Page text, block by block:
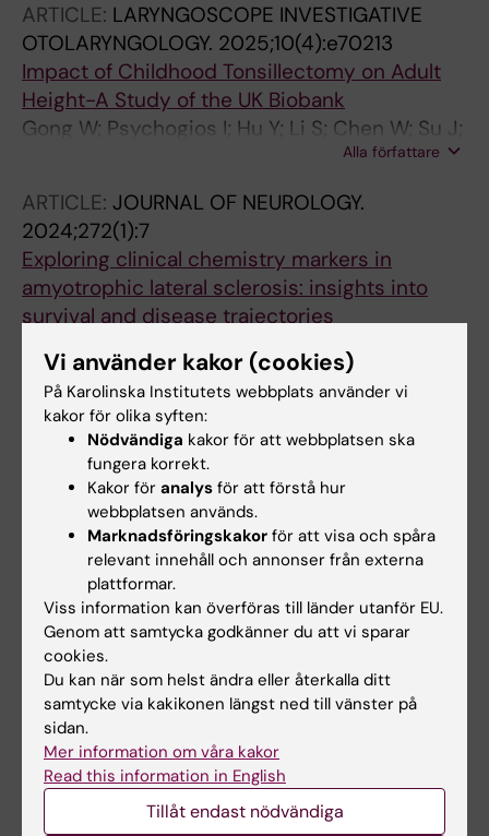
ARTICLE: LARYNGOSCOPE INVESTIGATIVE
OTOLARYNGOLOGY. 2025;10(4):e70213
Impact of Childhood Tonsillectomy on Adult
Height-A Study of the UK Biobank
Gong W; Psychogios I; Hu Y; Li S; Chen W; Su J;
Song H; Xiao X; Zhang Z; Huang Y; Fang F
Alla författare
ARTICLE: JOURNAL OF NEUROLOGY.
2024;272(1):7
Exploring clinical chemistry markers in
amyotrophic lateral sclerosis: insights into
survival and disease trajectories
Psychogios I; Hu Y; Seitz C; Joyce EE; Lovik A;
Ingre C; Fang F
Alla författare
Alla övriga publikationer
CONFERENCE PUBLICATION:
PHARMACOEPIDEMIOLOGY AND DRUG
SAFETY.2025;34:528
Self-Reported Intake of Harmful Medications
During Pregnancy: Insights from 24 Years of
Swedish Data
Tsampa S; Psychogios I; Ahlqvist VH
Forskningsområden:
Arbetsmedicin och miljömedicin
Basal cancerforskning
Medicinsk biostatistik Psykiatri
Vi använder kakor (cookies)
På Karolinska Institutets webbplats använder vi
kakor för olika syften:
Nödvändiga kakor för att webbplatsen ska
fungera korrekt.
Kakor för analys för att förstå hur
webbplatsen används.
Marknadsföringskakor för att visa och spåra
relevant innehåll och annonser från externa
plattformar.
Viss information kan överföras till länder utanför EU.
Genom att samtycka godkänner du att vi sparar
cookies.
Du kan när som helst ändra eller återkalla ditt
samtycke via kakikonen längst ned till vänster på
sidan.
Mer information om våra kakor
Read this information in English
Tillåt endast nödvändiga